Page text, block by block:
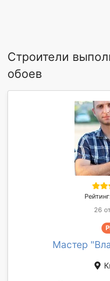
Строители
обоев
26
Мастер